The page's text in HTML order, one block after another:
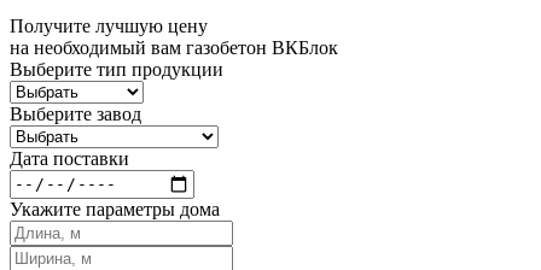
Получите лучшую цену
на необходимый вам газобетон ВКБлок
Выберите тип продукции
Выберите завод
Дата поставки
Укажите параметры дома